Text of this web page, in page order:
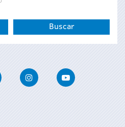
Twitter InstagramYoutube